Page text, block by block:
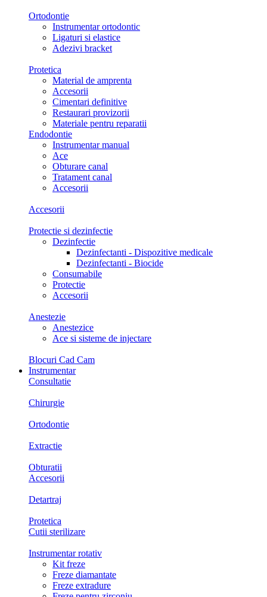
Ortodontie
Instrumentar ortodontic
Ligaturi si elastice
Adezivi bracket
Protetica
Material de amprenta
Accesorii
Cimentari definitive
Restaurari provizorii
Materiale pentru reparatii
Endodontie
Instrumentar manual
Ace
Obturare canal
Tratament canal
Accesorii
Accesorii
Protectie si dezinfectie
Dezinfectie
Dezinfectanti - Dispozitive medicale
Dezinfectanti - Biocide
Consumabile
Protectie
Accesorii
Anestezie
Anestezice
Ace si sisteme de injectare
Blocuri Cad Cam
Instrumentar
Consultatie
Chirurgie
Ortodontie
Extractie
Obturatii
Accesorii
Detartraj
Protetica
Cutii sterilizare
Instrumentar rotativ
Kit freze
Freze diamantate
Freze extradure